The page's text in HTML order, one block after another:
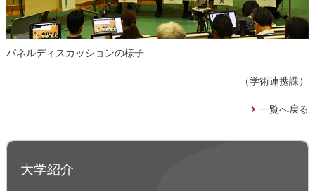
パネルディスカッションの様子
（学術連携課）
一覧へ戻る
大学紹介